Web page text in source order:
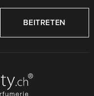
BEITRETEN